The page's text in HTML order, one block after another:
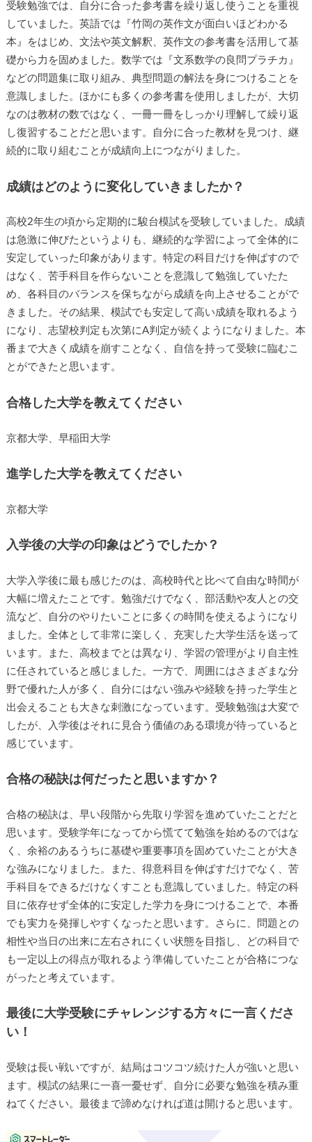
受験勉強では、自分に合った参考書を繰り返し使うことを重視
していました。英語では『竹岡の英作文が面白いほどわかる
本』をはじめ、文法や英文解釈、英作文の参考書を活用して基
礎から力を固めました。数学では『文系数学の良問プラチカ』
などの問題集に取り組み、典型問題の解法を身につけることを
意識しました。ほかにも多くの参考書を使用しましたが、大切
なのは教材の数ではなく、一冊一冊をしっかり理解して繰り返
し復習することだと思います。自分に合った教材を見つけ、継
続的に取り組むことが成績向上につながりました。
成績はどのように変化していきましたか？
高校2年生の頃から定期的に駿台模試を受験していました。成績
は急激に伸びたというよりも、継続的な学習によって全体的に
安定していった印象があります。特定の科目だけを伸ばすので
はなく、苦手科目を作らないことを意識して勉強していたた
め、各科目のバランスを保ちながら成績を向上させることがで
きました。その結果、模試でも安定して高い成績を取れるよう
になり、志望校判定も次第にA判定が続くようになりました。本
番まで大きく成績を崩すことなく、自信を持って受験に臨むこ
とができたと思います。
合格した大学を教えてください
京都大学、早稲田大学
進学した大学を教えてください
京都大学
入学後の大学の印象はどうでしたか？
大学入学後に最も感じたのは、高校時代と比べて自由な時間が
大幅に増えたことです。勉強だけでなく、部活動や友人との交
流など、自分のやりたいことに多くの時間を使えるようになり
ました。全体として非常に楽しく、充実した大学生活を送って
います。また、高校までとは異なり、学習の管理がより自主性
に任されていると感じました。一方で、周囲にはさまざまな分
野で優れた人が多く、自分にはない強みや経験を持った学生と
出会えることも大きな刺激になっています。受験勉強は大変で
したが、入学後はそれに見合う価値のある環境が待っていると
感じています。
合格の秘訣は何だったと思いますか？
合格の秘訣は、早い段階から先取り学習を進めていたことだと
思います。受験学年になってから慌てて勉強を始めるのではな
く、余裕のあるうちに基礎や重要事項を固めていたことが大き
な強みになりました。また、得意科目を伸ばすだけでなく、苦
手科目をできるだけなくすことも意識していました。特定の科
目に依存せず全体的に安定した学力を身につけることで、本番
でも実力を発揮しやすくなったと思います。さらに、問題との
相性や当日の出来に左右されにくい状態を目指し、どの科目で
も一定以上の得点が取れるよう準備していたことが合格につな
がったと考えています。
最後に大学受験にチャレンジする方々に一言くださ
い！
受験は長い戦いですが、結局はコツコツ続けた人が強いと思い
ます。模試の結果に一喜一憂せず、自分に必要な勉強を積み重
ねてください。最後まで諦めなければ道は開けると思います。